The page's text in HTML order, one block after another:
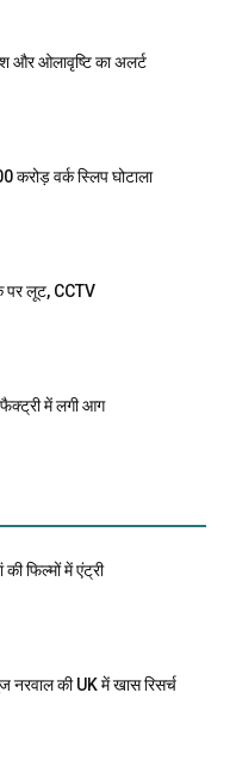
और ओलावृष्टि का अलर्ट
करोड़ वर्क स्लिप घोटाला
पर लूट, CCTV
में लगी आग
फिल्मों में एंट्री
की UK में खास रिसर्च